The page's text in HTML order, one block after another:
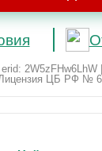
erid:
ЦБ РФ №